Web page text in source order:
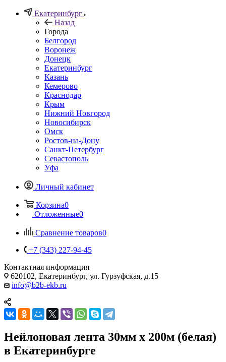
Екатеринбург
Назад
Города
Белгород
Воронеж
Донецк
Екатеринбург
Казань
Кемерово
Краснодар
Крым
Нижний Новгород
Новосибирск
Омск
Ростов-на-Дону
Санкт-Петербург
Севастополь
Уфа
Личный кабинет
Корзина0
Отложенные0
Сравнение товаров0
+7 (343) 227-94-45
Контактная информация
620102, Екатеринбург, ул. Гурзуфская, д.15
info@b2b-ekb.ru
Нейлоновая лента 30мм х 200м (белая)
в Екатеринбурге